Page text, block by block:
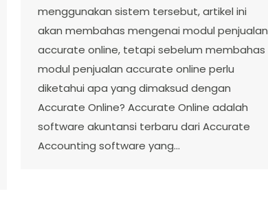
menggunakan sistem tersebut, artikel ini
akan membahas mengenai modul penjualan
accurate online, tetapi sebelum membahas
modul penjualan accurate online perlu
diketahui apa yang dimaksud dengan
Accurate Online? Accurate Online adalah
software akuntansi terbaru dari Accurate
Accounting software yang…